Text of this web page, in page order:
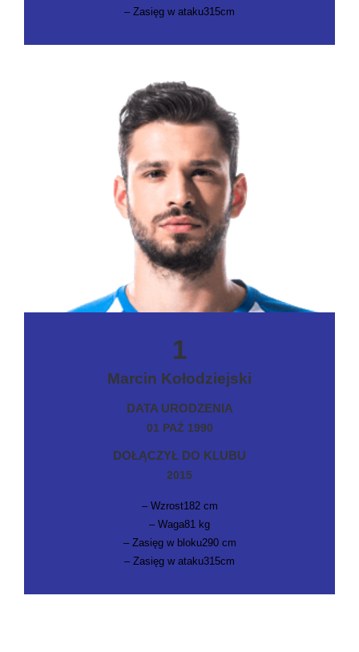
– Zasięg w ataku315cm
1
Marcin Kołodziejski
DATA URODZENIA
01 PAŹ 1990
DOŁĄCZYŁ DO KLUBU
2015
– Wzrost182 cm
– Waga81 kg
– Zasięg w bloku290 cm
– Zasięg w ataku315cm